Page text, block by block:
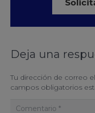
Deja una
Tu dirección de correo
campos obligatorios